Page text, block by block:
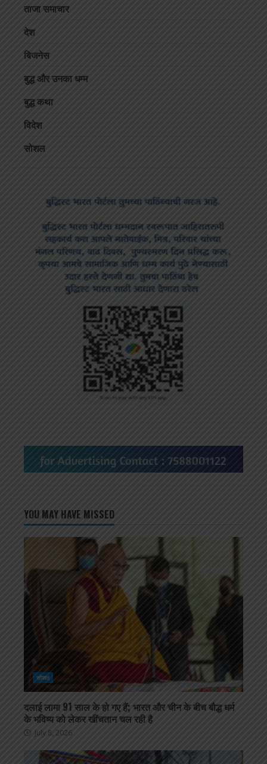
ताजा समाचार
देश
बिजनेस
बुद्ध और उनका धम्म
बुद्ध कथा
विदेश
सोशल
YOU MAY HAVE MISSED
सोशल
दलाई लामा 91 साल के हो गए हैं; भारत और चीन के बीच बौद्ध धर्म
के भविष्य को लेकर खींचतान चल रही है
July 8, 2026